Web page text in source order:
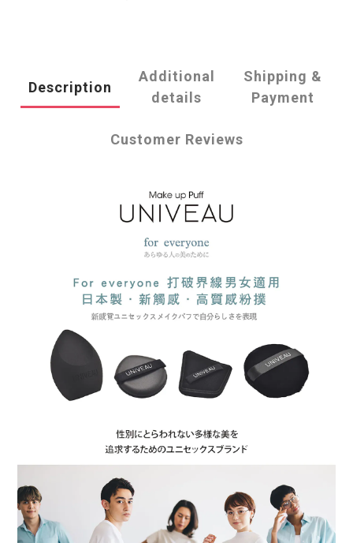
Description
Additional
details
Shipping &
Payment
Customer Reviews